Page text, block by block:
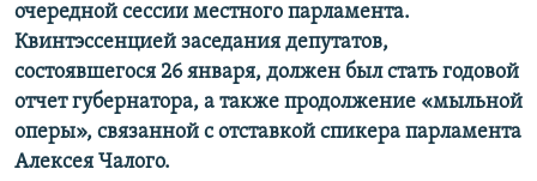
очередной сессии местного парламента.
Квинтэссенцией заседания депутатов,
состоявшегося 26 января, должен был стать годовой
отчет губернатора, а также продолжение «мыльной
оперы», связанной с отставкой спикера парламента
Алексея Чалого.